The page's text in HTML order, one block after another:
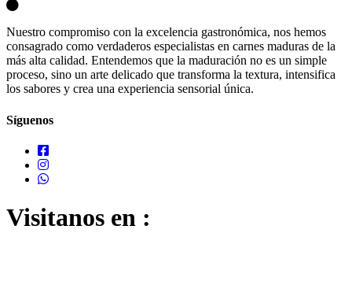
Nuestro compromiso con la excelencia gastronómica, nos hemos
consagrado como verdaderos especialistas en carnes maduras de la
más alta calidad. Entendemos que la maduración no es un simple
proceso, sino un arte delicado que transforma la textura, intensifica
los sabores y crea una experiencia sensorial única.
Síguenos
Visitanos en :